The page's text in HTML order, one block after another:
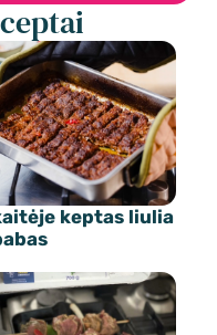
keptas liulia